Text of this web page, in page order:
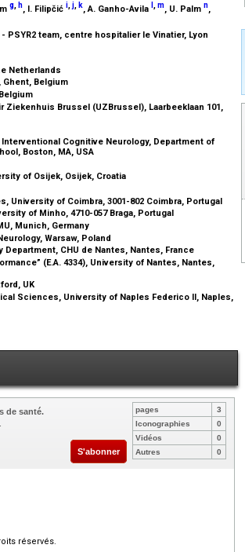
g h, I. Filipčić i j k, A. Ganho-Avila m, U. Palm n,
PSYR2 team, centre hospitalier le Vinatier, Lyon
Netherlands
Belgium
Brussel (UZBrussel), Laarbeeklaan 101,
Cognitive Neurology, Department of
Boston, MA, USA
of Osijek, Osijek, Croatia
University of Coimbra, 3001-802 Coimbra, Portugal
of Minho, 4710-057 Braga, Portugal
Munich, Germany
Warsaw, Poland
CHU de Nantes, Nantes, France
(E.A. 4334), University of Nantes, Nantes,
UK
Sciences, University of Naples Federico II, Naples,
de santé.
S'abonner
pages
3
Iconographies
0
Vidéos
0
Autres
0
réservés.